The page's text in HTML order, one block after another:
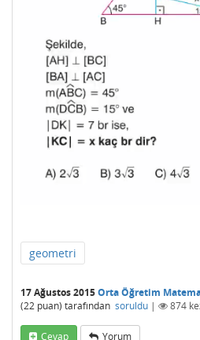
geometri
17 Ağustos 2015Orta Öğretim
(22 puan) tarafından soruldu | 874
Cevap Yorum